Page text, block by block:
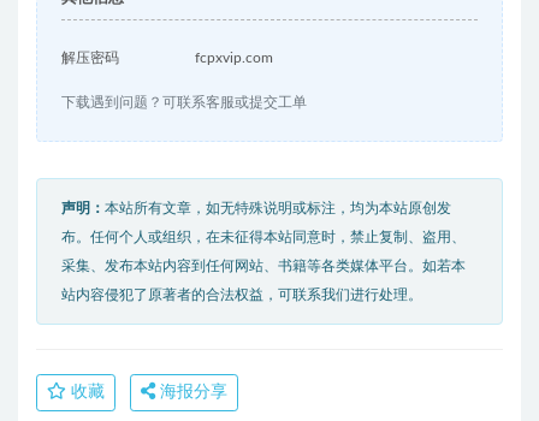
解压密码 fcpxvip.com
下载遇到问题？可联系客服或提交工单
声明： 本站所有文章，如无特殊说明或标注，均为本站原创发
布。任何个人或组织，在未征得本站同意时，禁止复制、盗用、
采集、发布本站内容到任何网站、书籍等各类媒体平台。如若本
站内容侵犯了原著者的合法权益，可联系我们进行处理。
收藏 海报分享